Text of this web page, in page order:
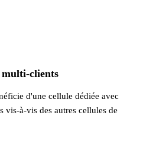
multi-clients
d'une cellule dédiée avec
vis-à-vis des autres cellules de